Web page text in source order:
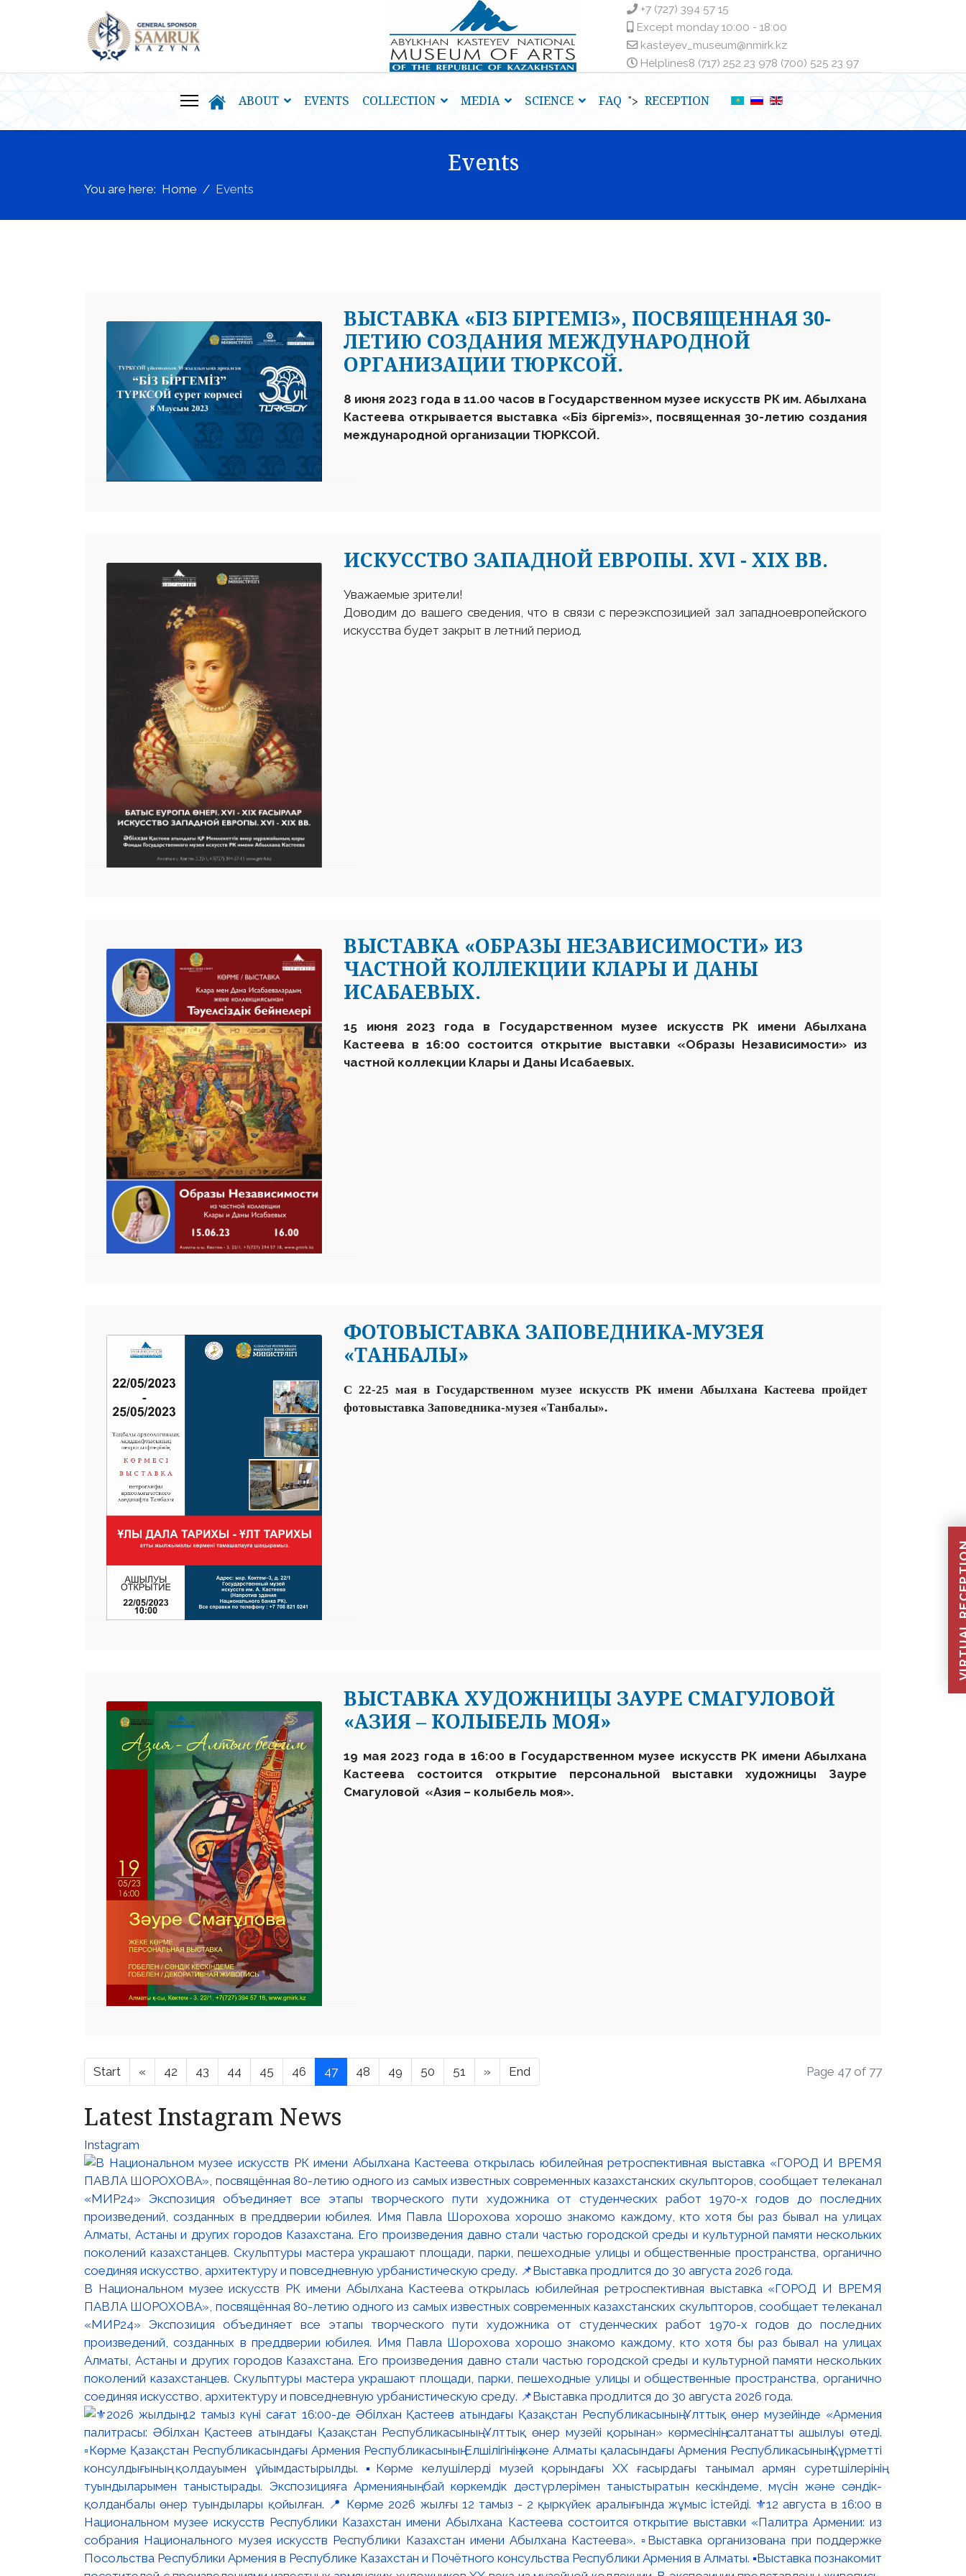
+7 (727) 394 57 15
Except monday 10:00 - 18:00
kasteyev_museum@nmirk.kz
Helplinesㅤ8 (717) 252 23 97ㅤㅤ8 (700) 525 23 97
ABOUT EVENTS COLLECTION MEDIA SCIENCE FAQ "> RECEPTION
Events
You are here: Home Events
ВЫСТАВКА «БІЗ БІРГЕМІЗ», ПОСВЯЩЕННАЯ 30-
ЛЕТИЮ СОЗДАНИЯ МЕЖДУНАРОДНОЙ
ОРГАНИЗАЦИИ ТЮРКСОЙ.
8 июня 2023 года в 11.00 часов в Государственном музее искусств РК им. Абылхана
Кастеева открывается выставка «Біз біргеміз», посвященная 30-летию создания
международной организации ТЮРКСОЙ.
ИСКУССТВО ЗАПАДНОЙ ЕВРОПЫ. XVI - XIX ВВ.
Уважаемые зрители!
Доводим до вашего сведения, что в связи с переэкспозицией зал западноевропейского
искусства будет закрыт в летний период.
ВЫСТАВКА «ОБРАЗЫ НЕЗАВИСИМОСТИ» ИЗ
ЧАСТНОЙ КОЛЛЕКЦИИ КЛАРЫ И ДАНЫ
ИСАБАЕВЫХ.
15 июня 2023 года в Государственном музее искусств РК имени Абылхана
Кастеева в 16:00 состоится открытие выставки «Образы Независимости» из
частной коллекции Клары и Даны Исабаевых.
ФОТОВЫСТАВКА ЗАПОВЕДНИКА-МУЗЕЯ
«ТАНБАЛЫ»
С 22-25 мая в Государственном музее искусств РК имени Абылхана Кастеева пройдет
фотовыставка Заповедника-музея «Танбалы».
ВЫСТАВКА ХУДОЖНИЦЫ ЗАУРЕ СМАГУЛОВОЙ
«АЗИЯ – КОЛЫБЕЛЬ МОЯ»
19 мая 2023 года в 16:00 в Государственном музее искусств РК имени Абылхана
Кастеева состоится открытие персональной выставки художницы Зауре
Смагуловой «Азия – колыбель моя».
Start « 42 43 44 45 46 47 48 49 50 51 » End Page 47 of 77
Latest Instagram News
Instagram
В Национальном музее искусств РК имени Абылхана Кастеева открылась юбилейная ретроспективная выставка «ГОРОД И ВРЕМЯ
ПАВЛА ШОРОХОВА», посвящённая 80-летию одного из самых известных современных казахстанских скульпторов, сообщает телеканал
«МИР24» Экспозиция объединяет все этапы творческого пути художника от студенческих работ 1970-х годов до последних
произведений, созданных в преддверии юбилея. Имя Павла Шорохова хорошо знакомо каждому, кто хотя бы раз бывал на улицах
Алматы, Астаны и других городов Казахстана. Его произведения давно стали частью городской среды и культурной памяти нескольких
поколений казахстанцев. Скульптуры мастера украшают площади, парки, пешеходные улицы и общественные пространства, органично
соединяя искусство, архитектуру и повседневную урбанистическую среду. 📌Выставка продлится до 30 августа 2026 года.